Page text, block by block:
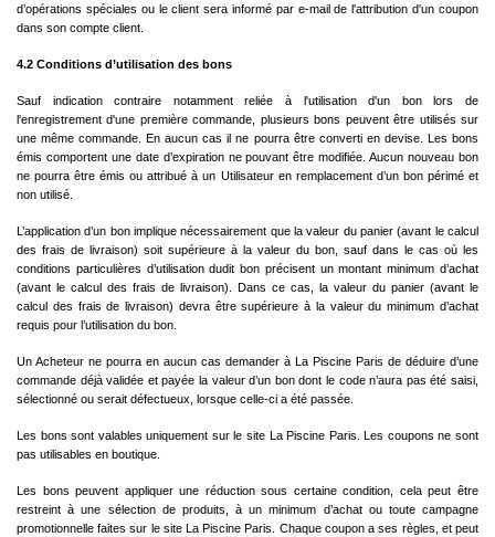
d’opérations spéciales ou le client sera informé par e-mail de l'attribution d'un coupon
dans son compte client.
4.2 Conditions d’utilisation des bons
Sauf indication contraire notamment reliée à l'utilisation d'un bon lors de
l'enregistrement d'une première commande, plusieurs bons peuvent être utilisés sur
une même commande. En aucun cas il ne pourra être converti en devise. Les bons
émis comportent une date d’expiration ne pouvant être modifiée. Aucun nouveau bon
ne pourra être émis ou attribué à un Utilisateur en remplacement d’un bon périmé et
non utilisé.
L’application d’un bon implique nécessairement que la valeur du panier (avant le calcul
des frais de livraison) soit supérieure à la valeur du bon, sauf dans le cas où les
conditions particulières d’utilisation dudit bon précisent un montant minimum d’achat
(avant le calcul des frais de livraison). Dans ce cas, la valeur du panier (avant le
calcul des frais de livraison) devra être supérieure à la valeur du minimum d’achat
requis pour l’utilisation du bon.
Un Acheteur ne pourra en aucun cas demander à La Piscine Paris de déduire d’une
commande déjà validée et payée la valeur d’un bon dont le code n’aura pas été saisi,
sélectionné ou serait défectueux, lorsque celle-ci a été passée.
Les bons sont valables uniquement sur le site La Piscine Paris. Les coupons ne sont
pas utilisables en boutique.
Les bons peuvent appliquer une réduction sous certaine condition, cela peut être
restreint à une sélection de produits, à un minimum d’achat ou toute campagne
promotionnelle faites sur le site La Piscine Paris. Chaque coupon a ses règles, et peut